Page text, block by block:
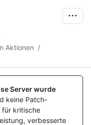
Aktionen /
Server wurde
keine Patch-
für kritische
verbesserte